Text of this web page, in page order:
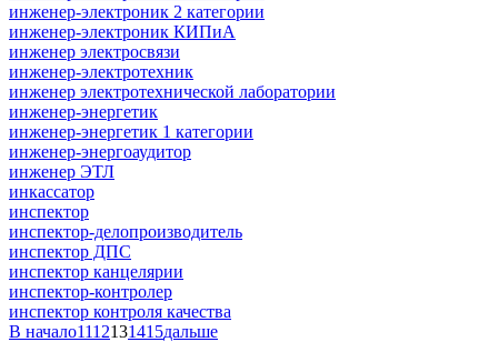
инженер-электроник 2 категории
инженер-электроник КИПиА
инженер электросвязи
инженер-электротехник
инженер электротехнической лаборатории
инженер-энергетик
инженер-энергетик 1 категории
инженер-энергоаудитор
инженер ЭТЛ
инкассатор
инспектор
инспектор-делопроизводитель
инспектор ДПС
инспектор канцелярии
инспектор-контролер
инспектор контроля качества
В начало1112131415дальше